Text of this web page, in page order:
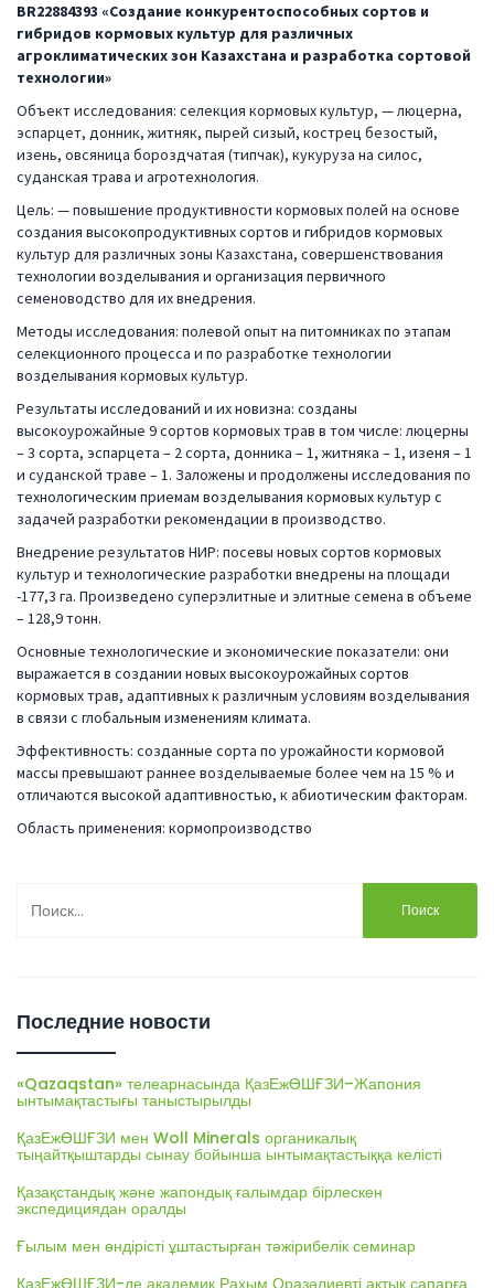
BR22884393 «Создание конкурентоспособных сортов и
гибридов кормовых культур для различных
агроклиматических зон Казахстана и разработка сортовой
технологии»
Объект исследования: селекция кормовых культур, — люцерна,
эспарцет, донник, житняк, пырей сизый, кострец безостый,
изень, овсяница бороздчатая (типчак), кукуруза на силос,
суданская трава и агротехнология.
Цель: — повышение продуктивности кормовых полей на основе
создания высокопродуктивных сортов и гибридов кормовых
культур для различных зоны Казахстана, совершенствования
технологии возделывания и организация первичного
семеноводство для их внедрения.
Методы исследования: полевой опыт на питомниках по этапам
селекционного процесса и по разработке технологии
возделывания кормовых культур.
Результаты исследований и их новизна: созданы
высокоурожайные 9 сортов кормовых трав в том числе: люцерны
– 3 сорта, эспарцета – 2 сорта, донника – 1, житняка – 1, изеня – 1
и суданской траве – 1. Заложены и продолжены исследования по
технологическим приемам возделывания кормовых культур с
задачей разработки рекомендации в производство.
Внедрение результатов НИР: посевы новых сортов кормовых
культур и технологические разработки внедрены на площади
-177,3 га. Произведено суперэлитные и элитные семена в объеме
– 128,9 тонн.
Основные технологические и экономические показатели: они
выражается в создании новых высокоурожайных сортов
кормовых трав, адаптивных к различным условиям возделывания
в связи с глобальным изменениям климата.
Эффективность: созданные сорта по урожайности кормовой
массы превышают раннее возделываемые более чем на 15 % и
отличаются высокой адаптивностью, к абиотическим факторам.
Область применения: кормопроизводство
Последние новости
«Qazaqstan» телеарнасында ҚазЕжӨШҒЗИ–Жапония
ынтымақтастығы таныстырылды
ҚазЕжӨШҒЗИ мен Woll Minerals органикалық
тыңайтқыштарды сынау бойынша ынтымақтастыққа келісті
Қазақстандық және жапондық ғалымдар бірлескен
экспедициядан оралды
Ғылым мен өндірісті ұштастырған тәжірибелік семинар
ҚазЕжӨШҒЗИ-де академик Рахым Оразәлиевті ақтық сапарға